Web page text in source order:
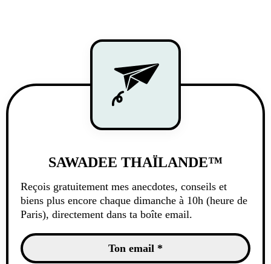
SAWADEE THAÏLANDE™
Reçois gratuitement mes anecdotes, conseils et
biens plus encore chaque dimanche à 10h (heure de
Paris), directement dans ta boîte email.